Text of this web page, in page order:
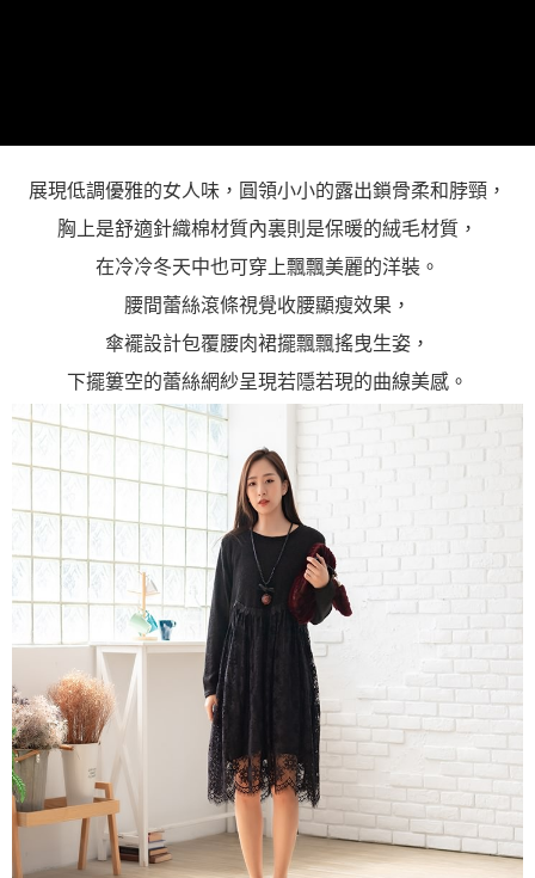
展現低調優雅的女人味，圓領小小的露出鎖骨柔和脖頸，
胸上是舒適針織棉材質內裏則是保暖的絨毛材質，
在冷冷冬天中也可穿上飄飄美麗的洋裝。
腰間蕾絲滾條視覺收腰顯瘦效果，
傘襬設計包覆腰肉裙擺飄飄搖曳生姿，
下擺簍空的蕾絲網紗呈現若隱若現的曲線美感。